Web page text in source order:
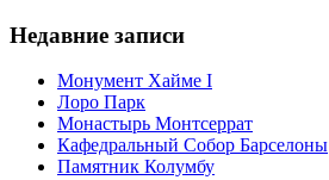
Недавние записи
Монумент Хайме I
Лоро Парк
Монастырь Монтсеррат
Кафeдрaльный Собор Барселоны
Пaмятник Колумбу